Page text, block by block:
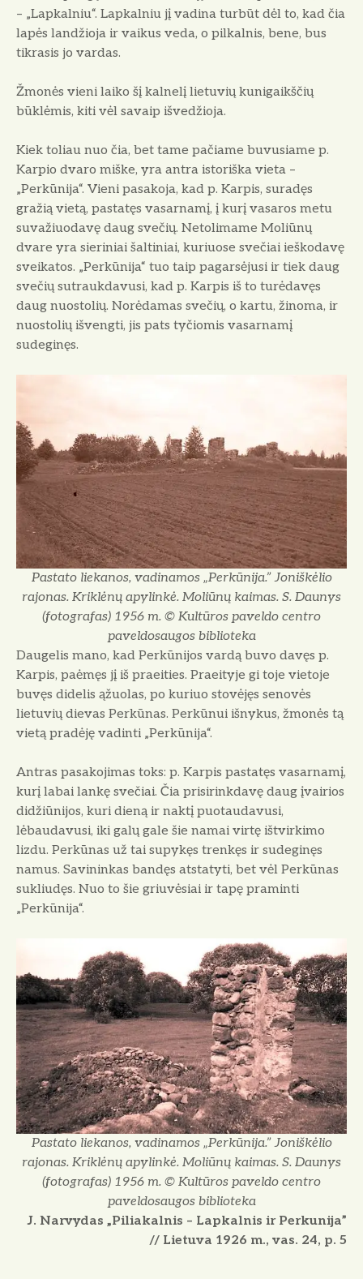
– „Lapkalniu“. Lapkalniu jį vadina turbūt dėl to, kad čia
lapės landžioja ir vaikus veda, o pilkalnis, bene, bus
tikrasis jo vardas.
Žmonės vieni laiko šį kalnelį lietuvių kunigaikščių
būklėmis, kiti vėl savaip išvedžioja.
Kiek toliau nuo čia, bet tame pačiame buvusiame p.
Karpio dvaro miške, yra antra istoriška vieta –
„Perkūnija“. Vieni pasakoja, kad p. Karpis, suradęs
gražią vietą, pastatęs vasarnamį, į kurį vasaros metu
suvažiuodavę daug svečių. Netolimame Moliūnų
dvare yra sieriniai šaltiniai, kuriuose svečiai ieškodavę
sveikatos. „Perkūnija“ tuo taip pagarsėjusi ir tiek daug
svečių sutraukdavusi, kad p. Karpis iš to turėdavęs
daug nuostolių. Norėdamas svečių, o kartu, žinoma, ir
nuostolių išvengti, jis pats tyčiomis vasarnamį
sudeginęs.
Pastato liekanos, vadinamos „Perkūnija.” Joniškėlio
rajonas. Kriklėnų apylinkė. Moliūnų kaimas. S. Daunys
(fotografas) 1956 m. © Kultūros paveldo centro
paveldosaugos biblioteka
Daugelis mano, kad Perkūnijos vardą buvo davęs p.
Karpis, paėmęs jį iš praeities. Praeityje gi toje vietoje
buvęs didelis ąžuolas, po kuriuo stovėjęs senovės
lietuvių dievas Perkūnas. Perkūnui išnykus, žmonės tą
vietą pradėję vadinti „Perkūnija“.
Antras pasakojimas toks: p. Karpis pastatęs vasarnamį,
kurį labai lankę svečiai. Čia prisirinkdavę daug įvairios
didžiūnijos, kuri dieną ir naktį puotaudavusi,
lėbaudavusi, iki galų gale šie namai virtę ištvirkimo
lizdu. Perkūnas už tai supykęs trenkęs ir sudeginęs
namus. Savininkas bandęs atstatyti, bet vėl Perkūnas
sukliudęs. Nuo to šie griuvėsiai ir tapę praminti
„Perkūnija“.
Pastato liekanos, vadinamos „Perkūnija.” Joniškėlio
rajonas. Kriklėnų apylinkė. Moliūnų kaimas. S. Daunys
(fotografas) 1956 m. © Kultūros paveldo centro
paveldosaugos biblioteka
J. Narvydas „Piliakalnis – Lapkalnis ir Perkunija”
// Lietuva 1926 m., vas. 24, p. 5